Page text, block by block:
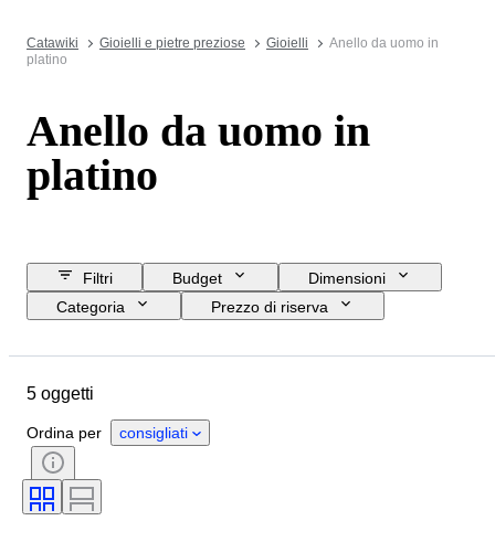
Catawiki Gioielli e pietre preziose Gioielli
Anello da uomo in
platino
Anello da uomo in
platino
Filtri Budget
Dimensioni
Categoria
Prezzo di riserva
Paese d’origine
Condizioni
Pietra preziosa
Taglio
Gamma di colore
5 oggetti
Ordina per consigliati